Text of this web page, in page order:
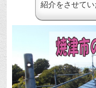
紹介をさせてい